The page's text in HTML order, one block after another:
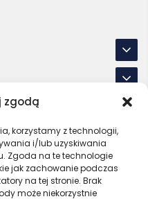
zgodą
korzystamy z technologii,
i/lub uzyskiwania
Zgoda na te technologie
jak zachowanie podczas
na tej stronie. Brak
może niekorzystnie